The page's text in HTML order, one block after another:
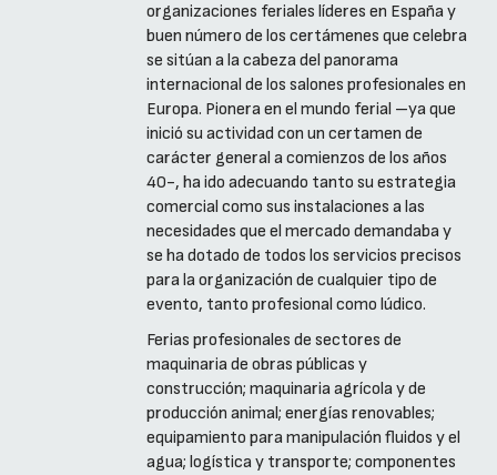
organizaciones feriales líderes en España y
buen número de los certámenes que celebra
se sitúan a la cabeza del panorama
internacional de los salones profesionales en
Europa. Pionera en el mundo ferial –ya que
inició su actividad con un certamen de
carácter general a comienzos de los años
40-, ha ido adecuando tanto su estrategia
comercial como sus instalaciones a las
necesidades que el mercado demandaba y
se ha dotado de todos los servicios precisos
para la organización de cualquier tipo de
evento, tanto profesional como lúdico.
Ferias profesionales de sectores de
maquinaria de obras públicas y
construcción; maquinaria agrícola y de
producción animal; energías renovables;
equipamiento para manipulación fluidos y el
agua; logística y transporte; componentes